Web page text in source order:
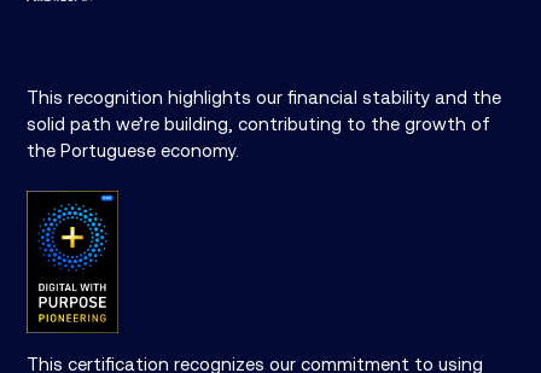
This recognition highlights our financial stability and the
solid path we’re building, contributing to the growth of
the Portuguese economy.
This certification recognizes our commitment to using